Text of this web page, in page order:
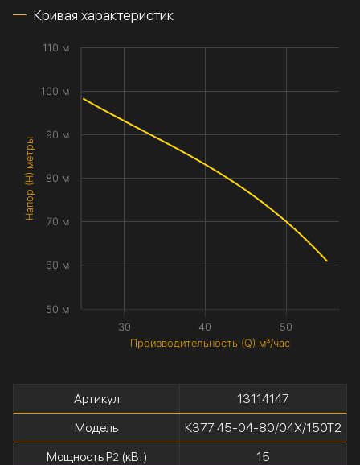
Кривая характеристик
Производительность (Q) м³/час
Напор (H) метры
30 40 50
50 м
60 м
70 м
80 м
90 м
100 м
110 м
Артикул
13114147
Модель
К377 45-04-80/04Х/150Т2
Мощность P2(кВт)
15